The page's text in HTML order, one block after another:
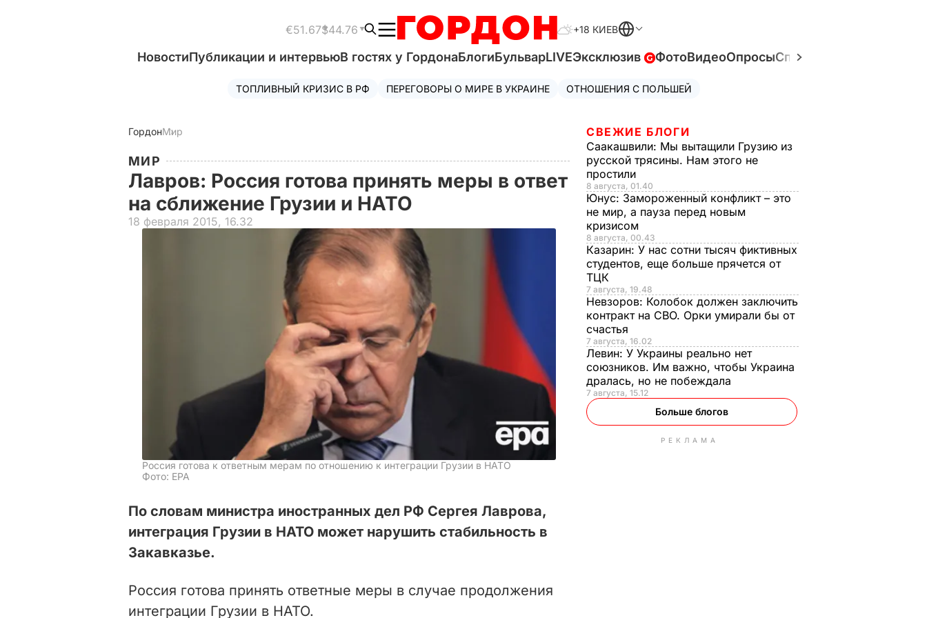
€51.67$44.76 +18 КИЕВ
НовостиПубликации и интервьюВ гостях у ГордонаБлогиБульварLIVEЭксклюзив ФотоВидеоОпросыСпецпроекты
ТОПЛИВНЫЙ КРИЗИС В РФ ПЕРЕГОВОРЫ О МИРЕ В УКРАИНЕ ОТНОШЕНИЯ С ПОЛЬШЕЙ
ГордонМир
МИР
Лавров: Россия готова принять меры в ответ
на сближение Грузии и НАТО
18 февраля 2015, 16.32
Россия готова к ответным мерам по отношению к интеграции Грузии в НАТО
Фото: ЕРА
По словам министра иностранных дел РФ Сергея Лаврова,
интеграция Грузии в НАТО может нарушить стабильность в
Закавказье.
Россия готова принять ответные меры в случае продолжения
интеграции Грузии в НАТО.
СВЕЖИЕ БЛОГИ
Саакашвили: Мы вытащили Грузию из
русской трясины. Нам этого не
простили
8 августа, 01.40
Юнус: Замороженный конфликт – это
не мир, а пауза перед новым
кризисом
8 августа, 00.43
Казарин: У нас сотни тысяч фиктивных
студентов, еще больше прячется от
ТЦК
7 августа, 19.48
Невзоров: Колобок должен заключить
контракт на СВО. Орки умирали бы от
счастья
7 августа, 16.02
Левин: У Украины реально нет
союзников. Им важно, чтобы Украина
дралась, но не побеждала
7 августа, 15.12
Больше блогов
РЕКЛАМА